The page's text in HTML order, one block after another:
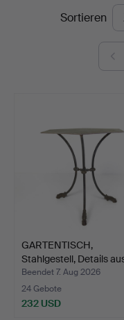
EndpreiseSortieren
GARTENTISCH,
Stahlgestell, Details
Gus…
Beendet 7. Aug 2026
24 Gebote
232 USD